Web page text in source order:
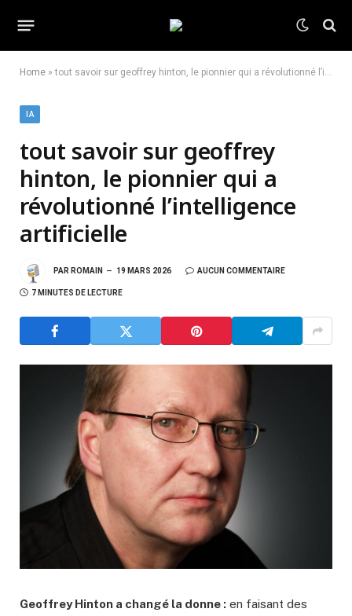
Home »tout savoir sur geoffrey hinton, le pionnier qui a révolutionné l’intelligence artificielle
IA
tout savoir sur geoffrey
hinton, le pionnier qui a
révolutionné l’intelligence
artificielle
PAR ROMAIN 19 MARS 2026 AUCUN COMMENTAIRE
7 MINUTES DE LECTURE
Geoffrey Hinton a changé la donne : en faisant des